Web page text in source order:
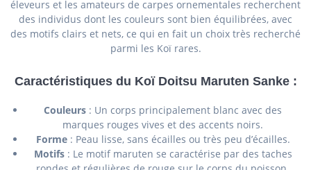
éleveurs et les amateurs de carpes ornementales recherchent
des individus dont les couleurs sont bien équilibrées, avec
des motifs clairs et nets, ce qui en fait un choix très recherché
parmi les Koï rares.
Caractéristiques du Koï Doitsu Maruten Sanke:
Couleurs : Un corps principalement blanc avec des
marques rouges vives et des accents noirs.
Forme: Peau lisse, sans écailles ou très peu d’écailles.
Motifs: Le motif maruten se caractérise par des taches